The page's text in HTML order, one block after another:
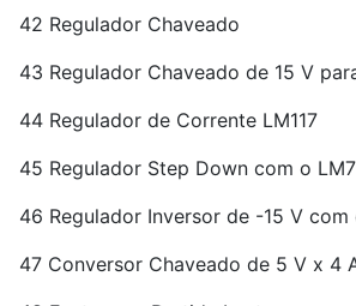
42 Regulador Chaveado
43 Regulador Chaveado de 15 V
44 Regulador de Corrente LM117
45 Regulador Step Down com o
46 Regulador Inversor de -15 V com
47 Conversor Chaveado de 5 V x 4